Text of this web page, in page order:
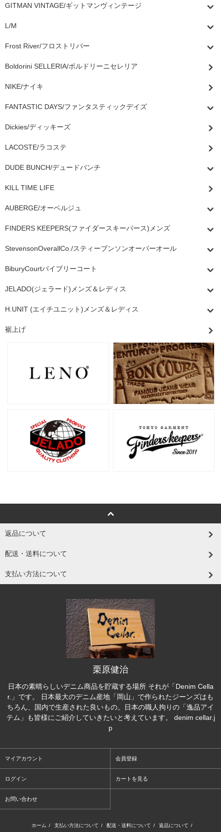
GITMAN VINTAGE/ギットマンヴィンテージ
L/M
Frost River/フロストリバー
Boldorini SELLERIA/ボルドリーニセレリア
NIKE/ナイキ
FANTASTIC DAYS/ファンタスティックデイズ
Dickies/ディッキーズ
LACOSTE/ラコステ
DUDE BUNCH/デュードバンチ
KILL TIME LIFE
AUBERGE/オーベルジュ
FINDERS KEEPERS(ファイダースキーパース)メンズ
StevensonOverallCo./スティーブンソンオーバーオール
BiburyCourtバイブリーコート
JELADO(ジェラード)メンズ＆レディス
H.UNIT (エイチユニット)メンズ＆レディス
裾上げ
返品について
配送・送料について
支払い方法について
栗原健治
日本の素晴らしいデニム商品を貯蔵する場所 それが「Denim Cella
r.」です。 日本最大のデニム産地「岡山」で作られたジーンズはも
ちろん、国内で生産された良いもの。日本の職人拘りの「逸品アイ
テム」も皆様にご紹介していきたいと考えています。 denim cellar.j
p
マイアカウント 会員登録
ログイン カートを見る
お問い合わせ
ホーム / 支払い方法について / 配送・送料について / 返品について /